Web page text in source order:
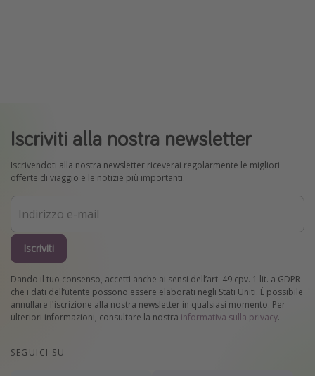
Iscriviti alla nostra newsletter
Iscrivendoti alla nostra newsletter riceverai regolarmente le migliori
offerte di viaggio e le notizie più importanti.
Iscriviti
Dando il tuo consenso, accetti anche ai sensi dell’art. 49 cpv. 1 lit. a GDPR
che i dati dell’utente possono essere elaborati negli Stati Uniti. È possibile
annullare l'iscrizione alla nostra newsletter in qualsiasi momento. Per
ulteriori informazioni, consultare la nostra informativa sulla privacy.
SEGUICI SU